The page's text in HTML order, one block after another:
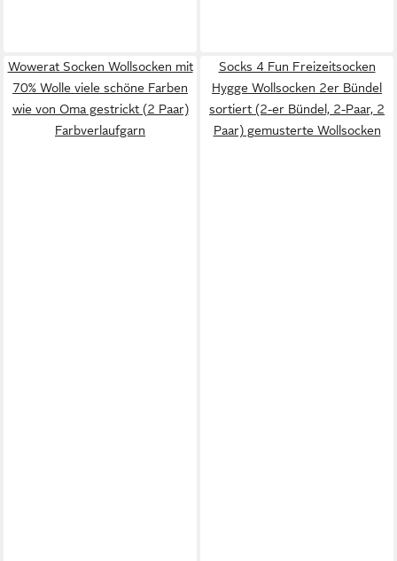
Wowerat Socken Wollsocken mit
70% Wolle viele schöne Farben
wie von Oma gestrickt (2 Paar)
Farbverlaufgarn
Socks 4 Fun Freizeitsocken
Hygge Wollsocken 2er Bündel
sortiert (2-er Bündel, 2-Paar, 2
Paar) gemusterte Wollsocken